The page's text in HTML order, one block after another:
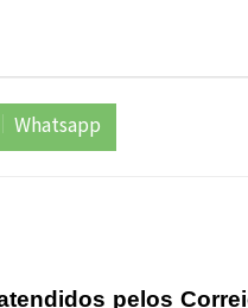
Whatsapp
pelos